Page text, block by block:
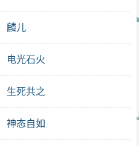
麟儿
电光石火
生死共之
神态自如